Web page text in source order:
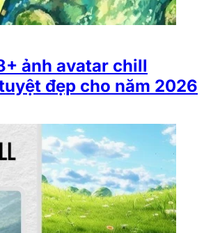
ảnh avatar chill
đẹp cho năm 2026